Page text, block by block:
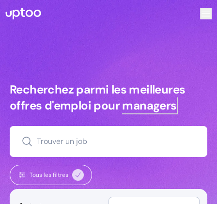
Recherchez parmi les meilleures
Recherchez parmi les meilleures
offres d'emploi pourmanagers
Trouver un job
Tous les filtres